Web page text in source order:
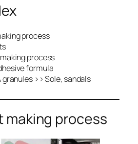
process
process
formula
granules >> Sole, sandals
making process